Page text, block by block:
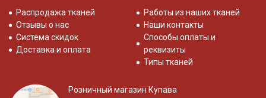
Распродажа тканей
Отзывы о нас
Система скидок
Доставка и оплата
Работы из наших тканей
Наши контакты
Способы оплаты и
реквизиты
Типы тканей
Розничный магазин Купава